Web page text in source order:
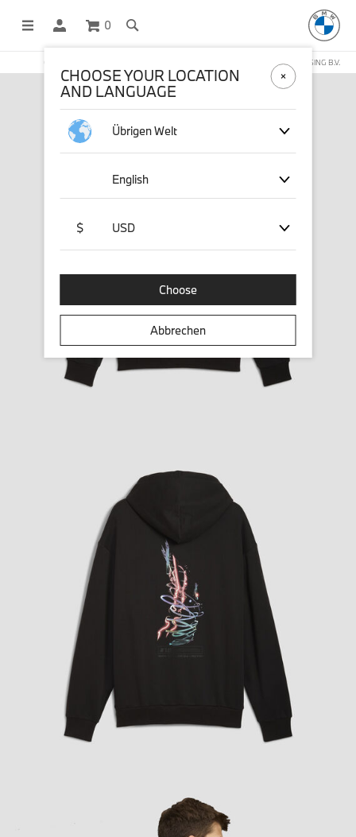
0
OFFICIAL BMW LIFESTYLE SHOP OPERATED BY STICHD SPORTMERCHANDISING B.V.
CHOOSE YOUR LOCATION
AND LANGUAGE
Übrigen Welt
English
$ USD
Choose
Abbrechen